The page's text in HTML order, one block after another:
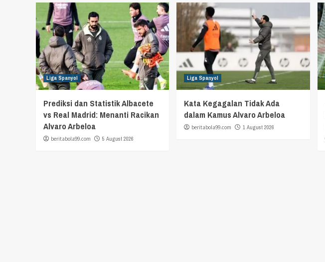
Liga Spanyol
Prediksi dan Statistik Albacete
vs Real Madrid: Menanti Racikan
Alvaro Arbeloa
beritabola99.com 5 August 2026
Liga Spanyol
Kata Kegagalan Tidak Ada
dalam Kamus Alvaro Arbeloa
beritabola99.com 1 August 2026